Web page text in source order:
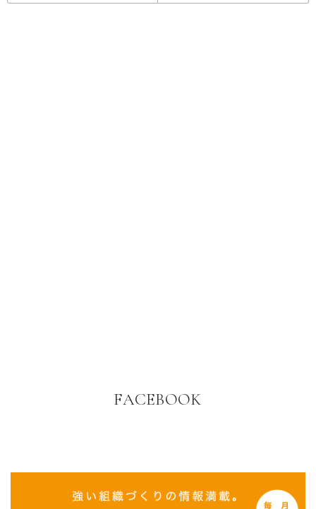
FACEBOOK